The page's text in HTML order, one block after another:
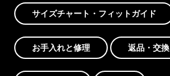
サイズチャート・フィットガイド
お手入れと修理 返品・交換